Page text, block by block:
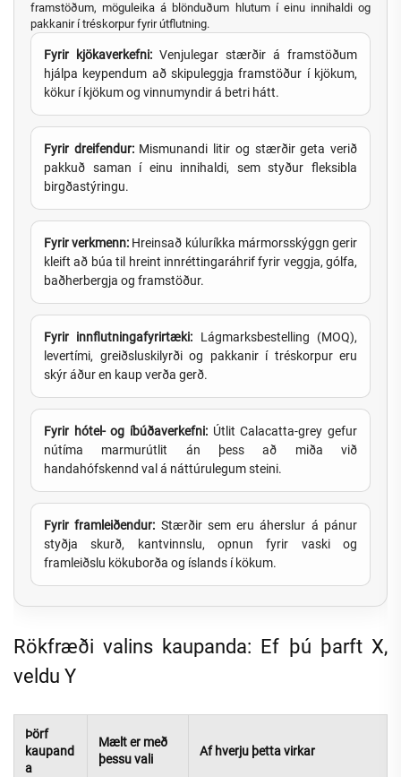
framstöðum, möguleika á blönduðum hlutum í einu innihaldi og
pakkanir í tréskorpur fyrir útflutning.
Fyrir kjökaverkefni: Venjulegar stærðir á framstöðum
hjálpa keypendum að skipuleggja framstöður í kjökum,
kökur í kjökum og vinnumyndir á betri hátt.
Fyrir dreifendur: Mismunandi litir og stærðir geta verið
pakkuð saman í einu innihaldi, sem styður fleksibla
birgðastýringu.
Fyrir verkmenn: Hreinsað kúluríkka mármorsskýggn gerir
kleift að búa til hreint innréttingaráhrif fyrir veggja, gólfa,
baðherbergja og framstöður.
Fyrir innflutningafyrirtæki: Lágmarksbestelling (MOQ),
levertími, greiðsluskilyrði og pakkanir í tréskorpur eru
skýr áður en kaup verða gerð.
Fyrir hótel- og íbúðaverkefni: Útlit Calacatta-grey gefur
nútíma marmurútlit án þess að miða við
handahófskennd val á náttúrulegum steini.
Fyrir framleiðendur: Stærðir sem eru áherslur á pánur
styðja skurð, kantvinnslu, opnun fyrir vaski og
framleiðslu kökuborða og íslands í kökum.
Rökfræði valins kaupanda: Ef þú þarft X,
veldu Y
Þörf
kaupand
a
Mælt er með
þessu vali
Af hverju þetta virkar